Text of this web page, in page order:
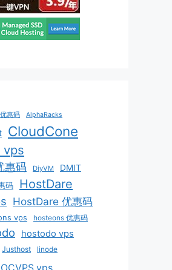
惠码 AlphaRacks
CloudCone
vps
惠码 DiyVM DMIT
码 HostDare
HostDare 优惠码
vps
hosteons 优惠码
hostodo vps
Justhost linode